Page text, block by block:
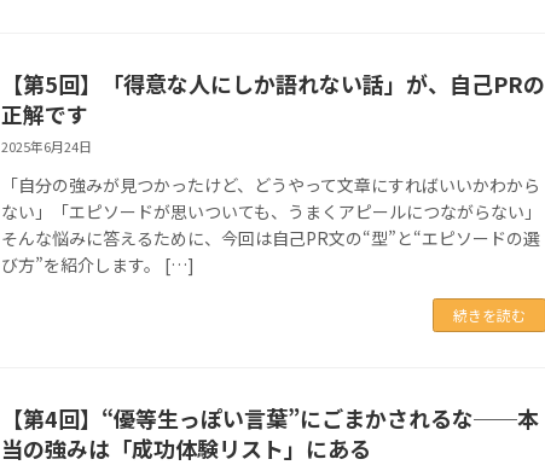
【第5回】「得意な人にしか語れない話」が、自己PRの
正解です
2025年6月24日
「自分の強みが見つかったけど、どうやって文章にすればいいかわから
ない」「エピソードが思いついても、うまくアピールにつながらない」
そんな悩みに答えるために、今回は自己PR文の“型”と“エピソードの選
び方”を紹介します。 […]
続きを読む
【第4回】“優等生っぽい言葉”にごまかされるな──本
当の強みは「成功体験リスト」にある